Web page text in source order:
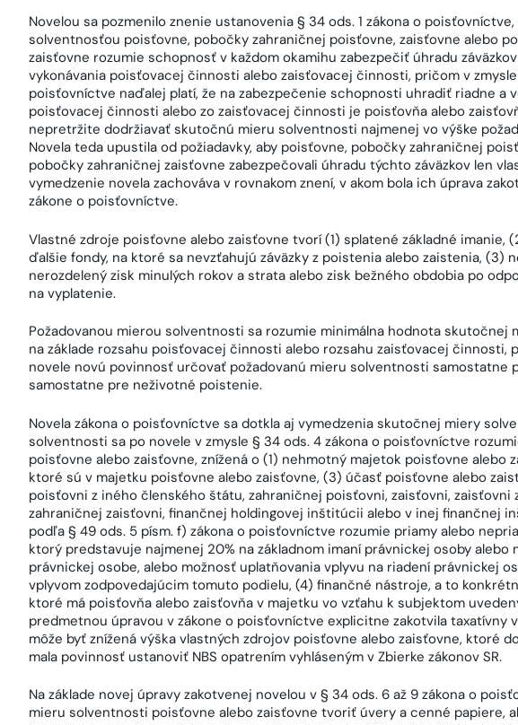
Novelou sa pozmenilo znenie ustanovenia § 34 ods. 1 zákona o
solventnosťou poisťovne, pobočky zahraničnej poisťovne, zaisťovne alebo
zaisťovne rozumie schopnosť v každom okamihu zabezpečiť úhradu
vykonávania poisťovacej činnosti alebo zaisťovacej činnosti, pričom v zmysle
poisťovníctve naďalej platí, že na zabezpečenie schopnosti uhradiť riadne a
poisťovacej činnosti alebo zo zaisťovacej činnosti je poisťovňa alebo
nepretržite dodržiavať skutočnú mieru solventnosti najmenej vo výške
Novela teda upustila od požiadavky, aby poisťovne, pobočky zahraničnej
pobočky zahraničnej zaisťovne zabezpečovali úhradu týchto záväzkov len
vymedzenie novela zachováva v rovnakom znení, v akom bola ich úprava
zákone o poisťovníctve.
Vlastné zdroje poisťovne alebo zaisťovne tvorí (1) splatené základné imanie,
ďalšie fondy, na ktoré sa nevzťahujú záväzky z poistenia alebo zaistenia, (3)
nerozdelený zisk minulých rokov a strata alebo zisk bežného obdobia po
na vyplatenie.
Požadovanou mierou solventnosti sa rozumie minimálna hodnota
na základe rozsahu poisťovacej činnosti alebo rozsahu zaisťovacej činnosti,
novele novú povinnosť určovať požadovanú mieru solventnosti samostatne
samostatne pre neživotné poistenie.
Novela zákona o poisťovníctve sa dotkla aj vymedzenia skutočnej miery
solventnosti sa po novele v zmysle § 34 ods. 4 zákona o poisťovníctve
poisťovne alebo zaisťovne, znížená o (1) nehmotný majetok poisťovne alebo
ktoré sú v majetku poisťovne alebo zaisťovne, (3) účasť poisťovne alebo
poisťovni z iného členského štátu, zahraničnej poisťovni, zaisťovni, zaisťovni
zahraničnej zaisťovni, finančnej holdingovej inštitúcii alebo v inej finančnej
podľa § 49 ods. 5 písm. f) zákona o poisťovníctve rozumie priamy alebo
ktorý predstavuje najmenej 20% na základnom imaní právnickej osoby alebo
právnickej osobe, alebo možnosť uplatňovania vplyvu na riadení právnickej
vplyvom zodpovedajúcim tomuto podielu, (4) finančné nástroje, a to
ktoré má poisťovňa alebo zaisťovňa v majetku vo vzťahu k subjektom
predmetnou úpravou v zákone o poisťovníctve explicitne zakotvila taxatívny
môže byť znížená výška vlastných zdrojov poisťovne alebo zaisťovne, ktoré
mala povinnosť ustanoviť NBS opatrením vyhláseným v Zbierke zákonov SR.
Na základe novej úpravy zakotvenej novelou v § 34 ods. 6 až 9 zákona o
mieru solventnosti poisťovne alebo zaisťovne tvoriť úvery a cenné papiere,